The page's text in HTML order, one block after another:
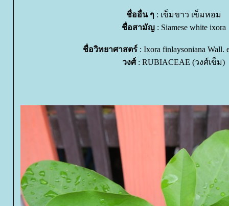
ชื่ออื่น ๆ : เข็มขาว เข็มหอม
ชื่อสามัญ : Siamese white ixora
ชื่อวิทยาศาสตร์ : Ixora finlaysoniana Wall.
วงศ์ : RUBIACEAE (วงศ์เข็ม)